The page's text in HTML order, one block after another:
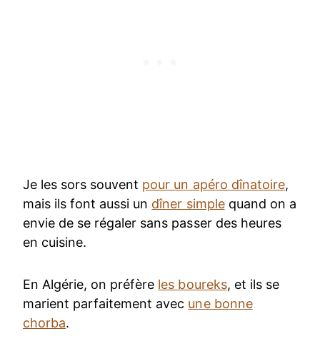
Je les sors souvent pour un apéro dînatoire,
mais ils font aussi un dîner simplequand on a
envie de se régaler sans passer des heures
en cuisine.
En Algérie, on préfère les boureks, et ils se
marient parfaitement avec une bonne
chorba.